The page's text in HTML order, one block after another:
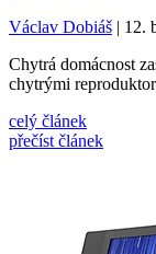
Václav Dobiáš | 12.
Chytrá domácnost
chytrými
celý článek
přečíst článek